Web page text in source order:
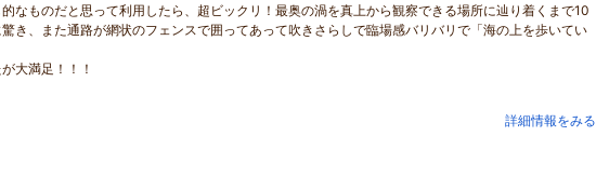
なものだと思って利用したら、超ビックリ！最奥の渦を真上から観察できる場所に辿り着くまで10
き、また通路が網状のフェンスで囲ってあって吹きさらしで臨場感バリバリで「海の上を歩いてい
大満足！！！
詳細情報をみる